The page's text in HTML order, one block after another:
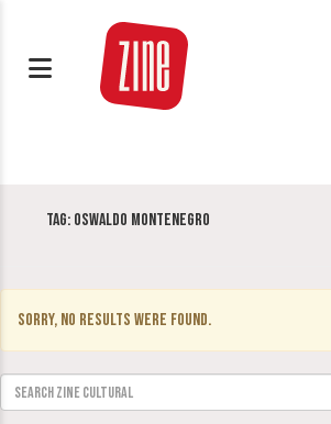
Tag: Oswaldo Montenegro
Sorry, no results were found.
Search for: